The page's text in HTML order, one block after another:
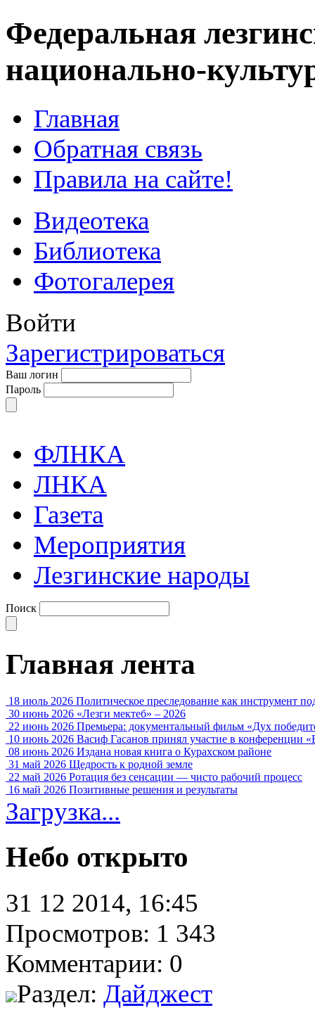
Федеральная
национально-
Главная
Обратная связь
Правила на сайте!
Видеотека
Библиотека
Фотогалерея
Войти
Зарегистрироваться
Ваш логин
Пароль
ФЛНКА
ЛНКА
Газета
Мероприятия
Лезгинские народы
Поиск
Главная лента
18 июль 2026 Политическое преследование как инструмент
30 июнь 2026 «Лезги мектеб» – 2026
22 июнь 2026 Премьера: документальный фильм «Дух
10 июнь 2026 Васиф Гасанов принял участие в конференции
08 июнь 2026 Издана новая книга о Курахском районе
31 май 2026 Щедрость к родной земле
22 май 2026 Ротация без сенсации — чисто рабочий процесс
16 май 2026 Позитивные решения и результаты
Загрузка...
Небо открыто
31 12 2014, 16:45
Просмотров: 1 343
Комментарии: 0
Раздел: Дайджест